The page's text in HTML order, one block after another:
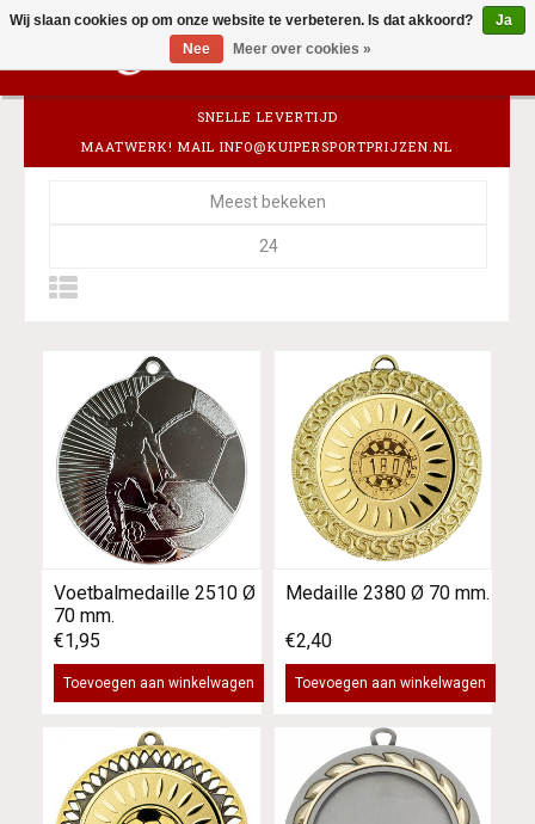
0
SNELLE LEVERTIJD
MAATWERK! MAIL INFO@KUIPERSPORTPRIJZEN.NL
Meest bekeken
24
Voetbalmedaille 2510 Ø
70 mm.
€1,95
Toevoegen aan winkelwagen
Medaille 2380 Ø 70 mm.
€2,40
Toevoegen aan winkelwagen
Wij slaan cookies op om onze website te verbeteren. Is dat akkoord?
Ja
Nee
Meer over cookies »